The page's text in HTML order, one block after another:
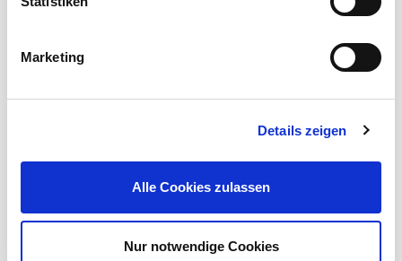
Marketing
Details zeigen
Alle Cookies zulassen
Nur notwendige Cookies
Cordial Datenkabel
Anforderungen der modernen Veranstaltungstechnik
Mehr erfahren